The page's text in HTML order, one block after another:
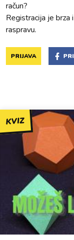
račun?
Registracija je brza
raspravu.
PRIJAVA
KVIZ